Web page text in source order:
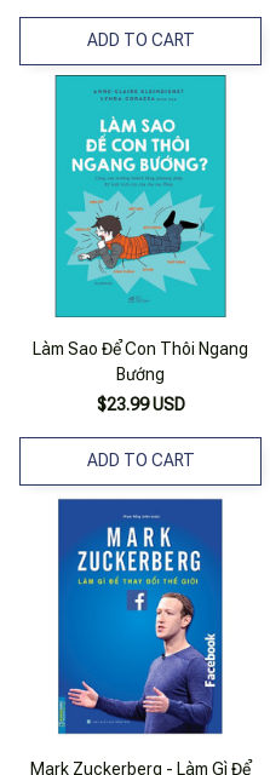
ADD TO CART
Làm Sao Để Con Thôi Ngang
Bướng
$23.99 USD
ADD TO CART
Mark Zuckerberg - Làm Gì Để